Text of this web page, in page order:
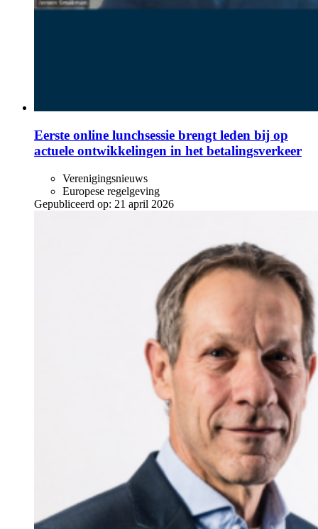
Eerste online lunchsessie brengt leden bij op
actuele ontwikkelingen in het betalingsverkeer
Verenigingsnieuws
Europese regelgeving
Gepubliceerd op: 21 april 2026